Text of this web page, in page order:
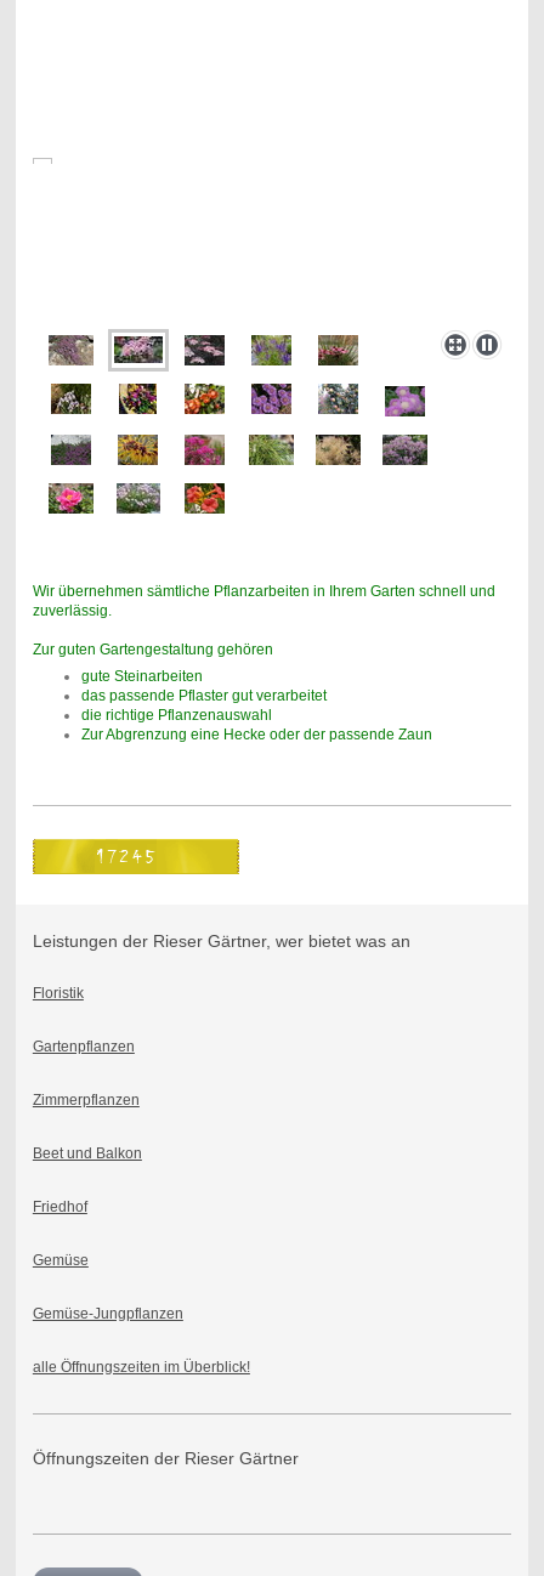
Wir übernehmen sämtliche Pflanzarbeiten in Ihrem Garten schnell und
zuverlässig.
Zur guten Gartengestaltung gehören
gute Steinarbeiten
das passende Pflaster gut verarbeitet
die richtige Pflanzenauswahl
Zur Abgrenzung eine Hecke oder der passende Zaun
Leistungen der Rieser Gärtner, wer bietet was an
Floristik
Gartenpflanzen
Zimmerpflanzen
Beet und Balkon
Friedhof
Gemüse
Gemüse-Jungpflanzen
alle Öffnungszeiten im Überblick!
Öffnungszeiten der Rieser Gärtner